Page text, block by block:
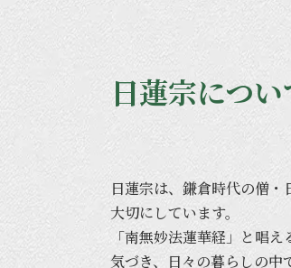
日蓮宗につい
日蓮宗は、 鎌倉時代の僧・
大切にしています。
「南無妙法蓮華経」と唱え
気づき、
日々の暮らしの中